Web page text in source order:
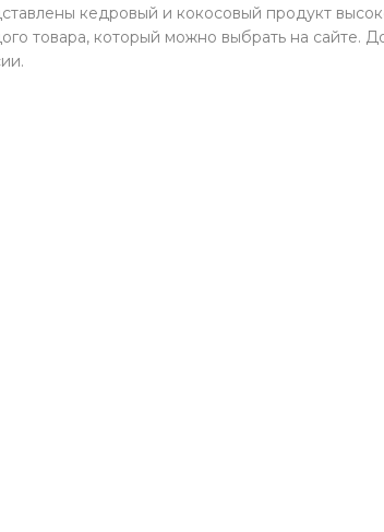
кедровый и кокосовый продукт
товара, который можно выбрать на сайте.